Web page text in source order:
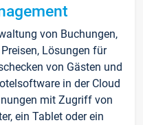
von Buchungen,
Lösungen für
von Gästen und
in der Cloud
mit Zugriff von
ein Tablet oder ein